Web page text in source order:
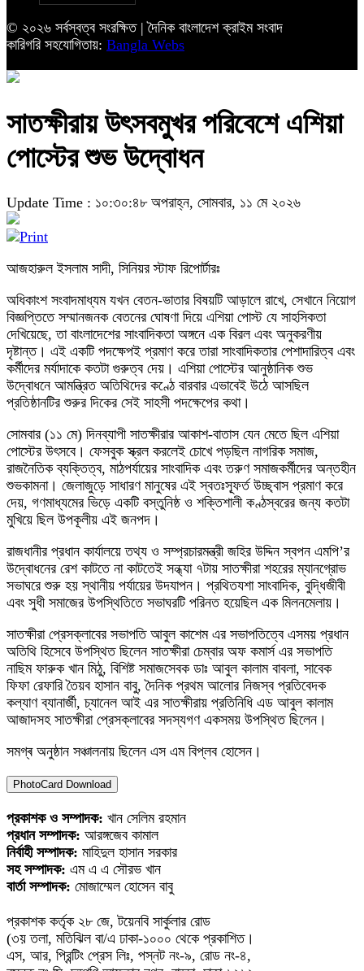
© ২০২৬ সর্বস্বত্ব সংরক্ষিত | দৈনিক বাংলাদেশ ক্রাইম সংবাদ
কারিগরি সহযোগিতায়: Bangla Webs
সাতক্ষীরায় উৎসবমুখর পরিবেশে এশিয়া
পোস্টের শুভ উদ্বোধন
Update Time : ১০:৩০:৪৮ অপরাহ্ন, সোমবার, ১১ মে ২০২৬
আজহারুল ইসলাম সাদী, সিনিয়র স্টাফ রিপোর্টারঃ
অধিকাংশ সংবাদমাধ্যম যখন বেতন-ভাতার বিষয়টি আড়ালে রাখে, সেখানে নিয়োগ
বিজ্ঞপ্তিতে সম্মানজনক বেতনের ঘোষণা দিয়ে এশিয়া পোস্ট যে সাহসিকতা
দেখিয়েছে, তা বাংলাদেশের সাংবাদিকতা অঙ্গনে এক বিরল এবং অনুকরণীয়
দৃষ্টান্ত। এই একটি পদক্ষেপই প্রমাণ করে তারা সাংবাদিকতার পেশাদারিত্ব এবং
কর্মীদের মর্যাদাকে কতটা গুরুত্ব দেয়। এশিয়া পোস্টের আনুষ্ঠানিক শুভ
উদ্বোধনে আমন্ত্রিত অতিথিদের কণ্ঠে বারবার এভাবেই উঠে আসছিল
প্রতিষ্ঠানটির শুরুর দিকের সেই সাহসী পদক্ষেপের কথা।
সোমবার (১১ মে) দিনব্যাপী সাতক্ষীরার আকাশ-বাতাস যেন মেতে ছিল এশিয়া
পোস্টের উৎসবে। ফেসবুক স্ক্রল করলেই চোখে পড়ছিল নাগরিক সমাজ,
রাজনৈতিক ব্যক্তিত্ব, মাঠপর্যায়ের সাংবাদিক এবং তরুণ সমাজকর্মীদের অন্তহীন
শুভকামনা। জেলাজুড়ে সাধারণ মানুষের এই স্বতঃস্ফূর্ত উচ্ছ্বাস প্রমাণ করে
দেয়, গণমাধ্যমের ভিড়ে একটি বস্তুনিষ্ঠ ও শক্তিশালী কণ্ঠস্বরের জন্য কতটা
মুখিয়ে ছিল উপকূলীয় এই জনপদ।
রাজধানীর প্রধান কার্যালয়ে তথ্য ও সম্প্রচারমন্ত্রী জহির উদ্দিন স্বপন এমপি’র
উদ্বোধনের রেশ কাটতে না কাটতেই সন্ধ্যা ৭টায় সাতক্ষীরা শহরের ম্যানগ্রোভ
সভাঘরে শুরু হয় স্থানীয় পর্যায়ের উদযাপন। প্রথিতযশা সাংবাদিক, বুদ্ধিজীবী
এবং সুধী সমাজের উপস্থিতিতে সভাঘরটি পরিনত হয়েছিল এক মিলনমেলায়।
সাতক্ষীরা প্রেসক্লাবের সভাপতি আবুল কাশেম এর সভাপতিত্বে এসময় প্রধান
অতিথি হিসেবে উপস্থিত ছিলেন সাতক্ষীরা চেম্বার অফ কমার্স এর সভাপতি
নাছিম ফারুক খান মিঠু, বিশিষ্ট সমাজসেবক ডাঃ আবুল কালাম বাবলা, সাবেক
ফিফা রেফারি তৈয়ব হাসান বাবু, দৈনিক প্রথম আলোর নিজস্ব প্রতিবেদক
কল্যাণ ব্যানার্জী, চ্যানেল আই এর সাতক্ষীরায় প্রতিনিধি এড আবুল কালাম
আজাদসহ সাতক্ষীরা প্রেসক্লাবের সদস্যগণ একসময় উপস্থিত ছিলেন।
সমগ্ৰ অনুষ্ঠান সঞ্চালনায় ছিলেন এস এম বিপ্লব হোসেন।
PhotoCard Download
প্রকাশক ও সম্পাদক: খান সেলিম রহমান
প্রধান সম্পাদক: আরঙ্গজেব কামাল
নির্বাহী সম্পাদক: মাহিদুল হাসান সরকার
সহ সম্পাদক: এম এ এ সৌরভ খান
বার্তা সম্পাদক: মোজাম্মেল হোসেন বাবু
প্রকাশক কর্তৃক ২৮ জে, টয়েনবি সার্কুলার রোড
(৩য় তলা, মতিঝিল বা/এ ঢাকা-১০০০ থেকে প্রকাশিত।
এস, আর, প্রিন্টিং প্রেস লিঃ, পস্নট নং-৯, রোড নং-৪,